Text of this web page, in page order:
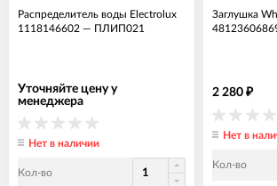
Распределитель воды Electrolux
1118146602 — ПЛИП021
Уточняйте цену у
менеджера
Нет в наличии
Кол-во
Заглушка
2 280 ₽
Нет в
Кол-во